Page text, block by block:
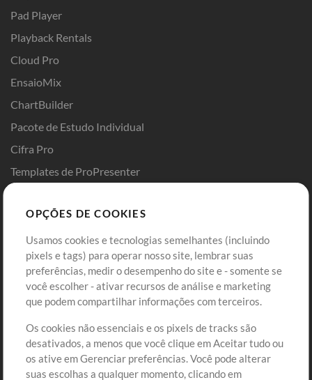
Pad Player
Playback Rentals
Cloud Pro
EnsaioMix
ChartBuilder
Pacote de Estudo Individual
Cifra Pro
Templates de ProPresenter
Comprar Créditos
Conteúdo Grátis
Solicite uma Música
Extras
Sessões
Envie seu conteúdo
Entre
Cadastre-se
Ir ao carrinho
OPÇÕES DE COOKIES
Usamos cookies e tecnologias semelhantes (incluindo
pixels e tags) para operar nosso site, lembrar suas
preferências, medir o desempenho do site e - somente se
você escolher - ativar recursos de análise e marketing
que podem compartilhar informações com terceiros.
Os cookies não essenciais e os pixels de tracks são
desativados, a menos que você clique em Aceitar tudo ou
os ative em Gerenciar preferências. Você pode alterar
suas escolhas a qualquer momento, clicando em